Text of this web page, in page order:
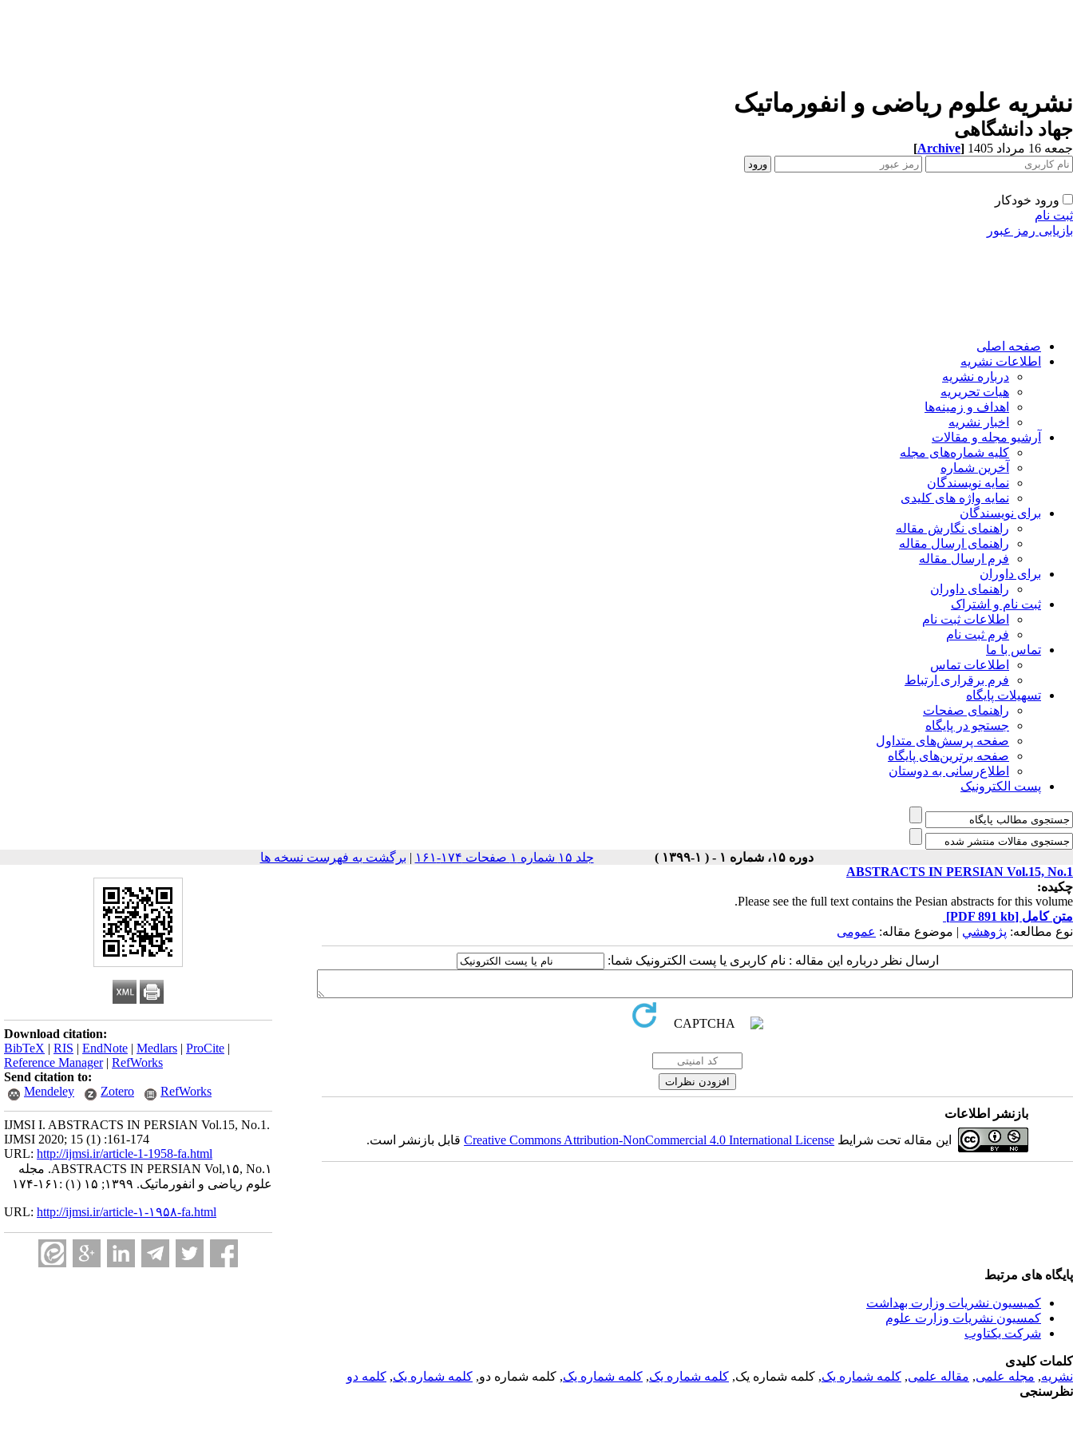
نشریه علوم ریاضی و انفورماتیک
جهاد دانشگاهی
جمعه 16 مرداد 1405 [Archive]
ورود خودکار
ثبت نام
بازیابی رمز عبور
صفحه اصلی
اطلاعات نشریه
درباره نشریه
هیات تحریریه
اهداف و زمینه‌ها
اخبار نشریه
آرشیو مجله و مقالات
کلیه شماره‌های مجله
آخرین شماره
نمایه نویسندگان
نمایه واژه های کلیدی
برای نویسندگان
راهنمای نگارش مقاله
راهنمای ارسال مقاله
فرم ارسال مقاله
برای داوران
راهنمای داوران
ثبت نام و اشتراک
اطلاعات ثبت نام
فرم ثبت نام
تماس با ما
اطلاعات تماس
فرم برقراری ارتباط
تسهیلات پایگاه
راهنمای صفحات
جستجو در پایگاه
صفحه پرسش‌های متداول
صفحه برترین‌های پایگاه
اطلاع‌رسانی به دوستان
پست الکترونیک
دوره ۱۵، شماره ۱ - ( ۱-۱۳۹۹ ) جلد ۱۵ شماره ۱ صفحات ۱۷۴-۱۶۱ | برگشت به فهرست نسخه ها
Download citation:
BibTeX | RIS | EndNote | Medlars | ProCite |
Reference Manager| RefWorks
Send citation to:
Mendeley
Zotero RefWorks
IJMSI I. ABSTRACTS IN PERSIAN Vol.15, No.1.
IJMSI 2020; 15 (1) :161-174
URL: http://ijmsi.ir/article-1-1958-fa.html
ABSTRACTS IN PERSIAN Vol,۱۵, No.۱. مجله
علوم ریاضی و انفورماتیک. ۱۳۹۹; ۱۵ (۱) :۱۶۱-۱۷۴
URL: http://ijmsi.ir/article-۱-۱۹۵۸-fa.html
ABSTRACTS IN PERSIAN Vol.15, No.1
چکیده:
Please see the full text contains the Pesian abstracts for this volume.
متن کامل [PDF 891 kb]
نوع مطالعه: پژوهشي | موضوع مقاله: عمومى
ارسال نظر درباره این مقاله : نام کاربری یا پست الکترونیک شما:
بازنشر اطلاعات
این مقاله تحت شرایط Creative Commons Attribution-NonCommercial 4.0 International Licenseقابل بازنشر است.
پایگاه های مرتبط
کمیسیون نشریات وزارت بهداشت
کمسیون نشریات وزارت علوم
شرکت یکتاوب
کلمات کلیدی
نشریه, مجله علمی, مقاله علمی, کلمه شماره یک, کلمه شماره یک, کلمه شماره یک, کلمه شماره یک, کلمه شماره دو, کلمه شماره یک, کلمه دو
نظرسنجی